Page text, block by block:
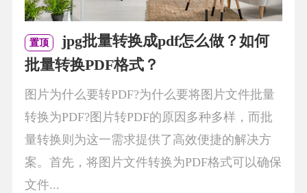
置顶
jpg批量转换成pdf怎么做？如何
批量转换PDF格式？
图片为什么要转PDF?为什么要将图片文件批量
转换为PDF?图片转PDF的原因多种多样，而批
量转换则为这一需求提供了高效便捷的解决方
案。首先，将图片文件转换为PDF格式可以确保
文件...